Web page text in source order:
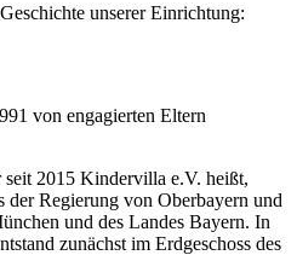
unserer Einrichtung:
von engagierten Eltern
2015 Kindervilla e.V. heißt,
der Regierung von Oberbayern und
und des Landes Bayern. In
zunächst im Erdgeschoss des